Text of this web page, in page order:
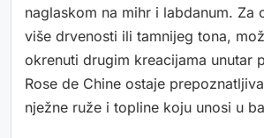
naglaskom na mihr i labdanum. Za
više drvenosti ili tamnijeg tona,
okrenuti drugim kreacijama unutar
Rose de Chine ostaje
nježne ruže i topline koju unosi u